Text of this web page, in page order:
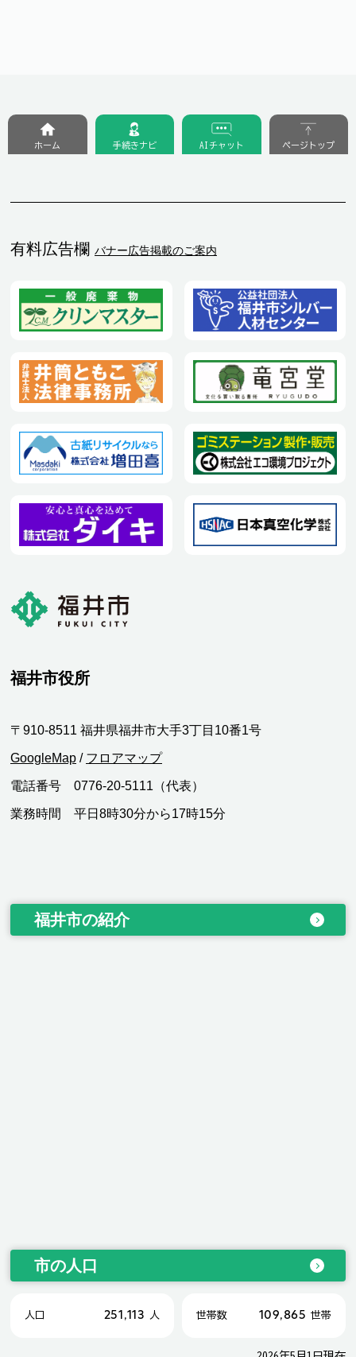
有料広告欄 バナー広告掲載のご案内
ホーム 手続きナビ AIチャット ページトップ
福井市役所
〒910-8511 福井県福井市大手3丁目10番1号
GoogleMap / フロアマップ
電話番号 0776-20-5111（代表）
業務時間 平日8時30分から17時15分
福井市の紹介
市の人口
人口 251,113 人 世帯数 109,865 世帯